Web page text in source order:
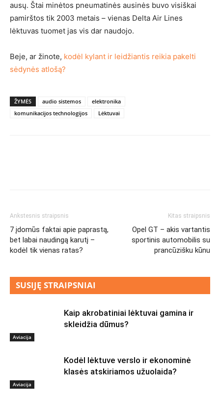
ausų. Štai minėtos pneumatinės ausinės buvo visiškai
pamirštos tik 2003 metais – vienas Delta Air Lines
lėktuvas tuomet jas vis dar naudojo.
Beje, ar žinote, kodėl kylant ir leidžiantis reikia pakelti
sėdynės atlošą?
ŽYMĖS audio sistemos
elektronika
komunikacijos technologijos
Lėktuvai
Ankstesnis straipsnis
7 įdomūs faktai apie paprastą,
bet labai naudingą karutį –
kodėl tik vienas ratas?
Kitas straipsnis
Opel GT – akis vartantis
sportinis automobilis su
prancūzišku kūnu
SUSIJĘ STRAIPSNIAI
Aviacija
Kaip akrobatiniai lėktuvai gamina ir
skleidžia dūmus?
Aviacija
Kodėl lėktuve verslo ir ekonominė
klasės atskiriamos užuolaida?